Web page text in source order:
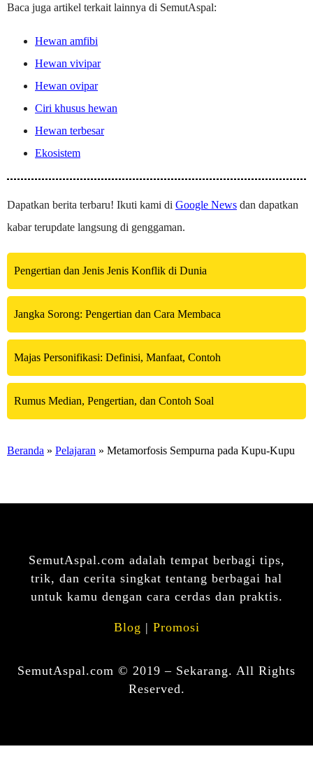
Baca juga artikel terkait lainnya di SemutAspal:
Hewan amfibi
Hewan vivipar
Hewan ovipar
Ciri khusus hewan
Hewan terbesar
Ekosistem
Dapatkan berita terbaru! Ikuti kami di Google News dan dapatkan
kabar terupdate langsung di genggaman.
Pengertian dan Jenis Jenis Konflik di Dunia
Jangka Sorong: Pengertian dan Cara Membaca
Majas Personifikasi: Definisi, Manfaat, Contoh
Rumus Median, Pengertian, dan Contoh Soal
Beranda » Pelajaran » Metamorfosis Sempurna pada Kupu-Kupu
SemutAspal.com adalah tempat berbagi tips,
trik, dan cerita singkat tentang berbagai hal
untuk kamu dengan cara cerdas dan praktis.
Blog | Promosi
SemutAspal.com © 2019 – Sekarang. All Rights
Reserved.